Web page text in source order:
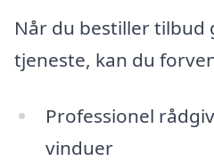
Når du bestiller tilbud
tjeneste, kan du
Professionel
vinduer